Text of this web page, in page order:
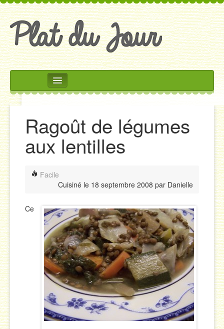
Rechercher
Accueil
Accompagnements
Desserts
Entrées
Salades
Sauces
Soupes & Potages
Trucs & Astuces
Ragoût de légumes
aux lentilles
Facile
Cuisiné le 18 septembre 2008 par Danielle
Ce